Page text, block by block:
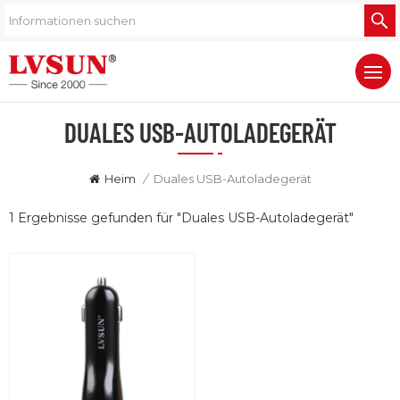
DUALES USB-AUTOLADEGERÄT
Heim / Duales USB-Autoladegerät
1 Ergebnisse gefunden für "Duales USB-Autoladegerät"